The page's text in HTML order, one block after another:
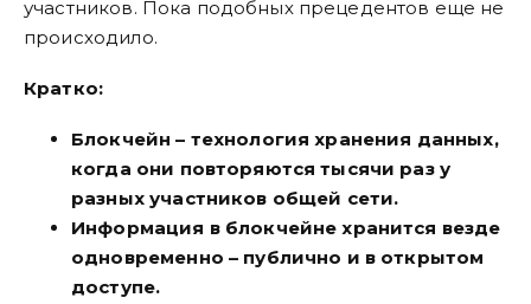
участников. Пока подобных прецедентов еще не
происходило.
Кратко:
Блокчейн – технология хранения данных,
когда они повторяются тысячи раз у
разных участников общей сети.
Информация в блокчейне хранится везде
одновременно – публично и в открытом
доступе.